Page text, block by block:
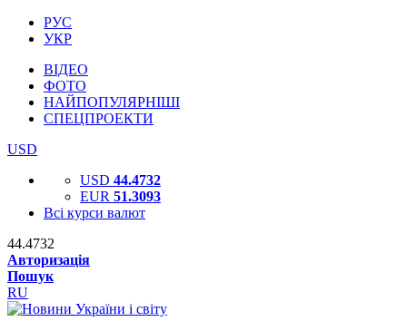
РУС
УКР
ВІДЕО
ФОТО
НАЙПОПУЛЯРНІШІ
СПЕЦПРОЕКТИ
USD
USD 44.4732
EUR 51.3093
Всі курси валют
44.4732
Авторизація
Пошук
RU